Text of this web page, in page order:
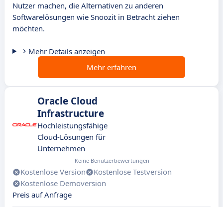
Nutzer machen, die Alternativen zu anderen
Softwarelösungen wie Snoozit in Betracht ziehen
möchten.
Mehr Details anzeigen
Mehr erfahren
Oracle Cloud
Infrastructure
Hochleistungsfähige
Cloud-Lösungen für
Unternehmen
Keine Benutzerbewertungen
Kostenlose Version
Kostenlose Testversion
Kostenlose Demoversion
Preis auf Anfrage